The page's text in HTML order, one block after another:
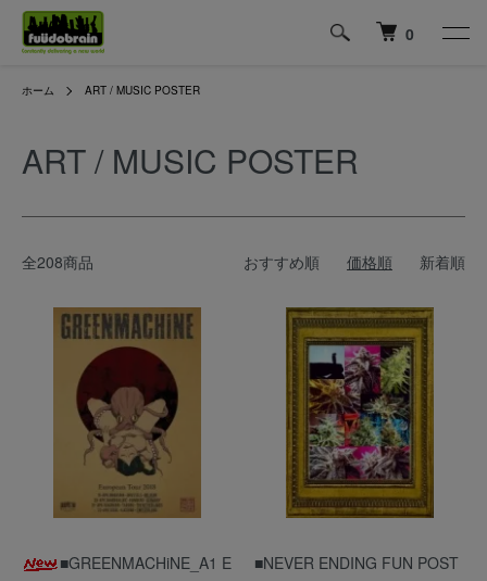
0
ホーム ART / MUSIC POSTER
ART / MUSIC POSTER
全208商品 おすすめ順 価格順 新着順
■GREENMACHiNE_A1 E
■NEVER ENDING FUN POST